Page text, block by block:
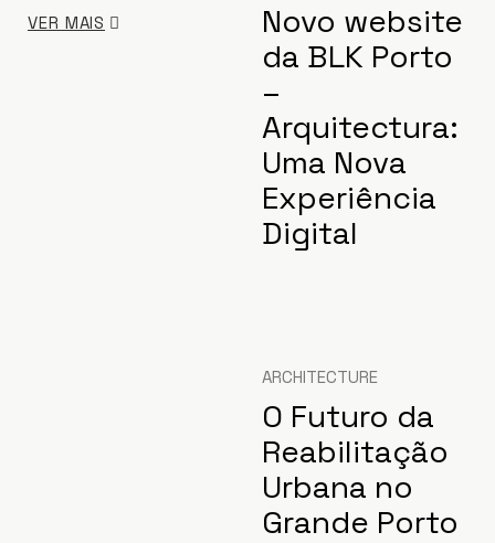
VER MAIS
Novo website
da BLK Porto
–
Arquitectura:
Uma Nova
Experiência
Digital
O Futuro da
Reabilitação
Urbana no
Grande Porto
ARCHITECTURE